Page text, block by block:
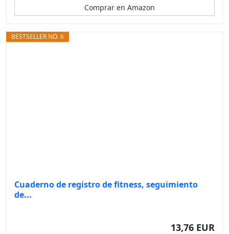
Comprar en Amazon
BESTSELLER NO. 6
Cuaderno de registro de fitness, seguimiento
de...
13,76 EUR